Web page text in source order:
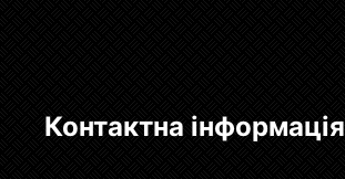
Контактна інформація